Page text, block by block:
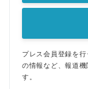
プレス会員登録を
の情報など、報道
す。